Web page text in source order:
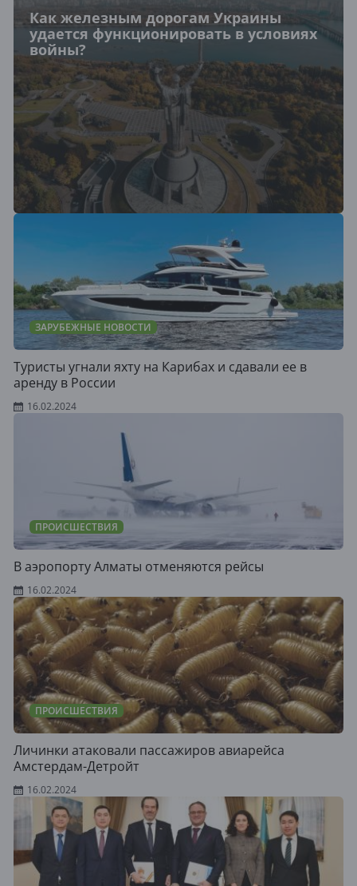
Как железным дорогам Украины
удается функционировать в условиях
войны?
ЗАРУБЕЖНЫЕ НОВОСТИ
Туристы угнали яхту на Карибах и сдавали ее в
аренду в России
16.02.2024
ПРОИСШЕСТВИЯ
В аэропорту Алматы отменяются рейсы
16.02.2024
ПРОИСШЕСТВИЯ
Личинки атаковали пассажиров авиарейса
Амстердам-Детройт
16.02.2024